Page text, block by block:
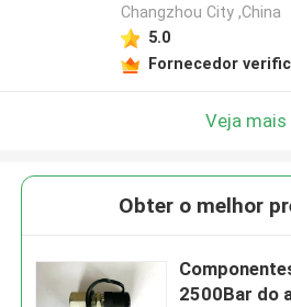
Changzhou City ,China
5.0
Fornecedor
Veja mais
Obter o melhor
2500Bar do